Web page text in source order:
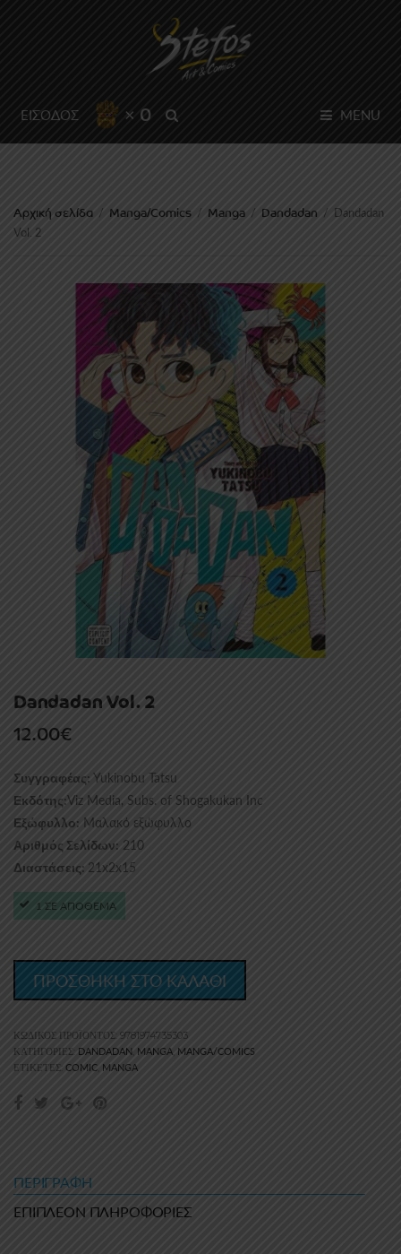
ΕΙΣΟΔΟΣ × 0 MENU
Αρχική σελίδα / Manga/Comics / Manga / Dandadan / Dandadan
Vol. 2
Dandadan Vol. 2
12.00€
Συγγραφέας: Yukinobu Tatsu
Εκδότης:Viz Media, Subs. of Shogakukan Inc
Εξώφυλλο: Μαλακό εξώφυλλο
Αριθμός Σελίδων: 210
Διαστάσεις: 21x2x15
1 ΣΕ ΑΠΟΘΕΜΑ
ΠΡΟΣΘΗΚΗ ΣΤΟ ΚΑΛΑΘΙ
ΚΩΔΙΚΌΣ ΠΡΟΪΌΝΤΟΣ: 9781974735303
ΚΑΤΗΓΟΡΊΕΣ: DANDADAN, MANGA MANGA/COMICS
ΕΤΙΚΈΤΕΣ: COMIC, MANGA
ΠΕΡΙΓΡΑΦΉ
ΕΠΙΠΛΈΟΝ ΠΛΗΡΟΦΟΡΊΕΣ